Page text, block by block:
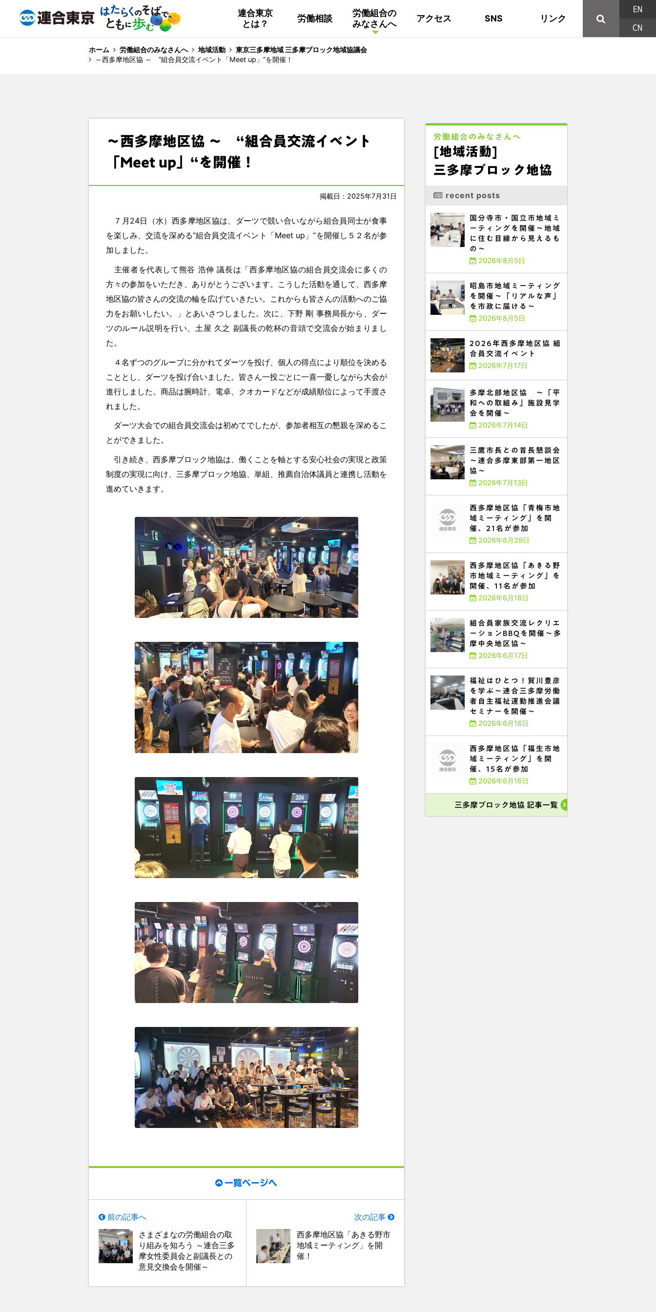
連合東京
とは？
組織概要 44の構成組織 主な取り組み
労働相談
労働組合の
みなさんへ
活動 地域活動 資料
アクセス
連合東京 東部ブロック地協 西北ブロック
SNS
Facebook YouTube X/Twitter
リンク
EN
CN
ホーム 労働組合のみなさんへ 地域活動
東京三多摩地域 三多摩ブロック地域協議会
～西多摩地区協 ～ “組合員交流イベント「Meet up」“を開催！
～西多摩地区協 ～ “組合員交流イベント
「Meet up」“を開催！
掲載日：2025年7月31日
７月24日（水）西多摩地区協は、ダーツで競い合いながら組合員同士が食事
を楽しみ、交流を深める“組合員交流イベント「Meet up」“を開催し５２名が参
加しました。
主催者を代表して熊谷 浩伸 議長は「西多摩地区協の組合員交流会に多くの
方々の参加をいただき、ありがとうございます。こうした活動を通して、西多摩
地区協の皆さんの交流の輪を広げていきたい。これからも皆さんの活動へのご協
力をお願いしたい。」とあいさつしました。次に、下野 剛 事務局長から、ダー
ツのルール説明を行い、土屋 久之 副議長の乾杯の音頭で交流会が始まりまし
た。
４名ずつのグループに分かれてダーツを投げ、個人の得点により順位を決める
こととし、ダーツを投げ合いました。皆さん一投ごとに一喜一憂しながら大会が
進行しました。商品は腕時計、電卓、クオカードなどが成績順位によって手渡さ
れました。
ダーツ大会での組合員交流会は初めてでしたが、参加者相互の懇親を深めるこ
とができました。
引き続き、西多摩ブロック地協は、働くことを軸とする安心社会の実現と政策
制度の実現に向け、三多摩ブロック地協、単組、推薦自治体議員と連携し活動を
進めていきます。
一覧ページへ
前の記事へ
さまざまなの労働組合の取
り組みを知ろう ～連合三多
摩女性委員会と副議長との
意見交換会を開催～
次の記事
西多摩地区協「あきる野市
地域ミーティング」を開
催！
労働組合のみなさんへ
[地域活動]
三多摩ブロック地協
recent posts
国分寺市・国立市地域ミ
ーティングを開催～地域
に住む目線から見えるも
の～
2026年8月5日
昭島市地域ミーティング
を開催～「リアルな声」
を市政に届ける～
2026年8月5日
2026年西多摩地区協 組
合員交流イベント
2026年7月17日
多摩北部地区協 ～「平
和への取組み」施設見学
会を開催～
2026年7月14日
三鷹市長との首長懇談会
～連合多摩東部第一地区
協～
2026年7月13日
西多摩地区協「青梅市地
域ミーティング」を開
催、21名が参加
2026年6月29日
西多摩地区協「あきる野
市地域ミーティング」を
開催、11名が参加
2026年6月18日
組合員家族交流レクリエ
ーションBBQを開催～多
摩中央地区協～
2026年6月17日
福祉はひとつ！賀川豊彦
を学ぶ～連合三多摩労働
者自主福祉運動推進会議
セミナーを開催～
2026年6月16日
西多摩地区協「福生市地
域ミーティング」を開
催、15名が参加
2026年6月16日
三多摩ブロック地協 記事一覧